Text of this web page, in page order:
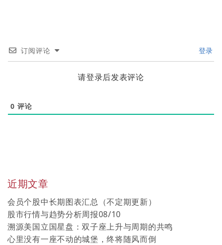
订阅评论 登录
请登录后发表评论
0 评论
近期文章
会员个股中长期图表汇总（不定期更新）
股市行情与趋势分析周报08/10
溯源美国立国星盘：双子座上升与周期的共鸣
心里没有一座不动的城堡，终将随风而倒